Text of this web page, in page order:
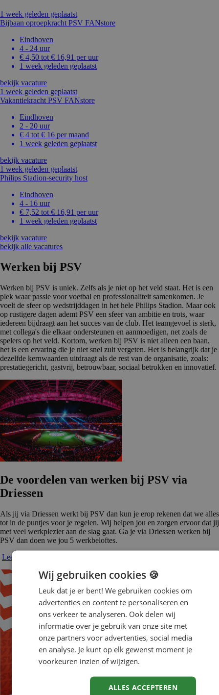
1 week geleden geplaatst
Bijbaan oproepkracht PSV FANstore
Eindhoven
4 - 24 uur
€ 4,50 tot € 16,91 per uur
1 week geleden geplaatst
bekijk vacature
1 week geleden geplaatst
Vakantiekracht PSV FANstore
Eindhoven
2 - 20 uur
€ 4 tot € 16 per maand
1 week geleden geplaatst
bekijk vacature
1 week geleden geplaatst
Philips Stadion-security host
Eindhoven
4 - 16 uur
€ 7,52 tot € 16,91 per uur
1 week geleden geplaatst
bekijk vacature
bekijk alle vacatures
Werken bij PSV
Werken bij PSV is uniek. Zelfs als je niet op het veld staat. Het is een
plek waar passie voor voetbal en professionaliteit samenkomen. Je
voelt de sfeer op wedstrijddagen in het hele Philips Stadion. Maar ook
op rustigere dagen ademt PSV een sfeer van ambitie en trots, waar
iedereen bijdraagt aan het succes van de club. Het teamgevoel is sterk,
met collega's die elkaar ondersteunen en aanmoedigen, net zoals de
spelers op het veld. Kortom, werken bij PSV is niet alleen een baan,
het is een ervaring die je niet snel zult vergeten. Het is belangrijk dat je
dezelfde kernwaarden uitdraagt als de rest van de organisatie, zoals:
prestatiegericht, gastvrij, betrouwbaar, sociaal betrokken en innovatief.
De voordelen van werken bij PSV via
Driessen
Als jij via Driessen werkt bij PSV dan kun je erop rekenen dat we alles
tot in de puntjes voor je regelen. Wij helpen jou en zorgen ervoor dat jij
met veel werkplezier aan de slag gaat. Ga je via Driessen werken bij
PSV dan doen we jou 5 werkbeloftes.
Lees meer over onze 5 werkbeloftes
Wij gebruiken cookies 🍪
Leuk dat je er bent! We gebruiken cookies om
advertenties en content te personaliseren en
ons verkeer te analyseren. Ook delen wij
informatie over je gebruik van onze site met
onze partners voor advertenties, social media
en analyse. Je kunt op elk gewenst moment je
voorkeuren inzien of wijzigen.
ALLES ACCEPTEREN